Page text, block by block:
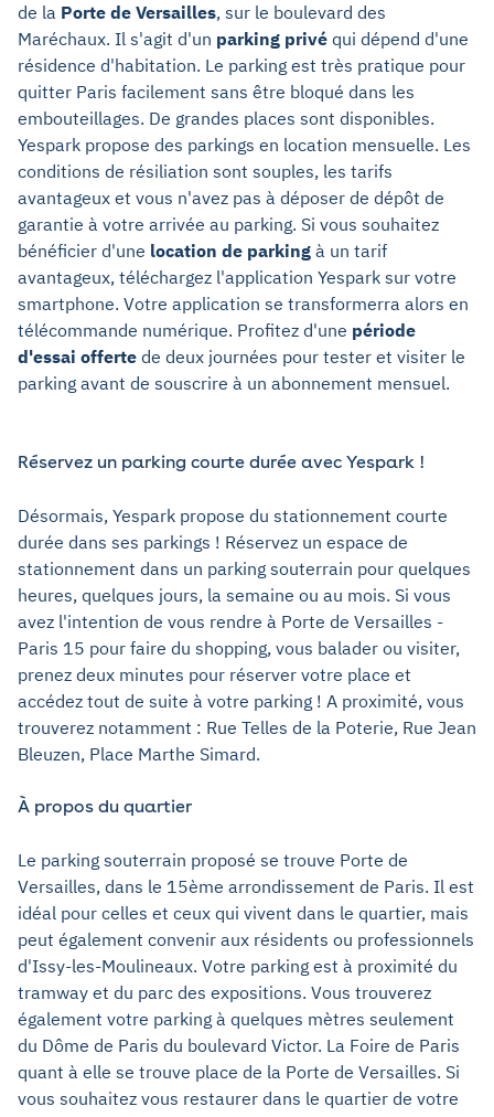
de la Porte de Versailles, sur le boulevard des
Maréchaux. Il s'agit d'un parking privé qui dépend d'une
résidence d'habitation. Le parking est très pratique pour
quitter Paris facilement sans être bloqué dans les
embouteillages. De grandes places sont disponibles.
Yespark propose des parkings en location mensuelle. Les
conditions de résiliation sont souples, les tarifs
avantageux et vous n'avez pas à déposer de dépôt de
garantie à votre arrivée au parking. Si vous souhaitez
bénéficier d'une location de parking à un tarif
avantageux, téléchargez l'application Yespark sur votre
smartphone. Votre application se transformerra alors en
télécommande numérique. Profitez d'une période
d'essai offerte de deux journées pour tester et visiter le
parking avant de souscrire à un abonnement mensuel.
Réservez un parking courte durée avec Yespark !
Désormais, Yespark propose du stationnement courte
durée dans ses parkings ! Réservez un espace de
stationnement dans un parking souterrain pour quelques
heures, quelques jours, la semaine ou au mois. Si vous
avez l'intention de vous rendre à Porte de Versailles -
Paris 15 pour faire du shopping, vous balader ou visiter,
prenez deux minutes pour réserver votre place et
accédez tout de suite à votre parking ! A proximité, vous
trouverez notamment : Rue Telles de la Poterie, Rue Jean
Bleuzen, Place Marthe Simard.
À propos du quartier
Le parking souterrain proposé se trouve Porte de
Versailles, dans le 15ème arrondissement de Paris. Il est
idéal pour celles et ceux qui vivent dans le quartier, mais
peut également convenir aux résidents ou professionnels
d'Issy-les-Moulineaux. Votre parking est à proximité du
tramway et du parc des expositions. Vous trouverez
également votre parking à quelques mètres seulement
du Dôme de Paris du boulevard Victor. La Foire de Paris
quant à elle se trouve place de la Porte de Versailles. Si
vous souhaitez vous restaurer dans le quartier de votre